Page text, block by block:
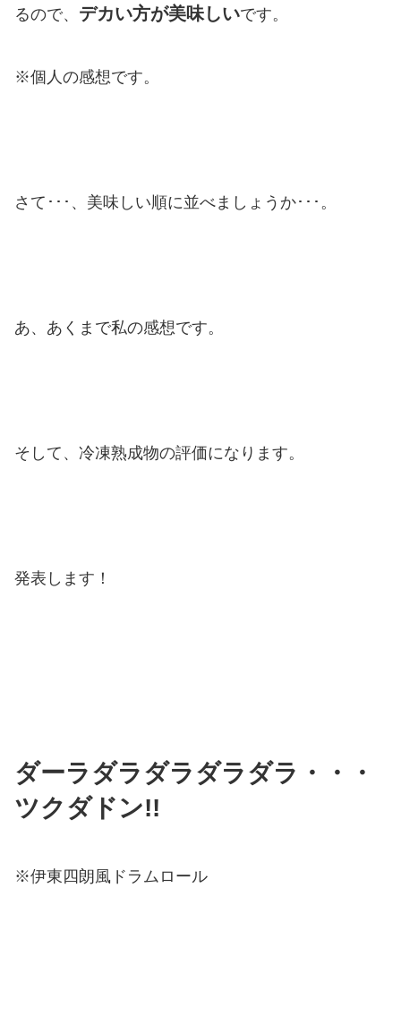
るので、 デカい方が美味しいです。
※個人の感想です。
さて･･･、美味しい順に並べましょうか･･･。
あ、あくまで私の感想です。
そして、冷凍熟成物の評価になります。
発表します！
ダーラダラダラダラダラ・・・
ツクダドン!!
※伊東四朗風ドラムロール